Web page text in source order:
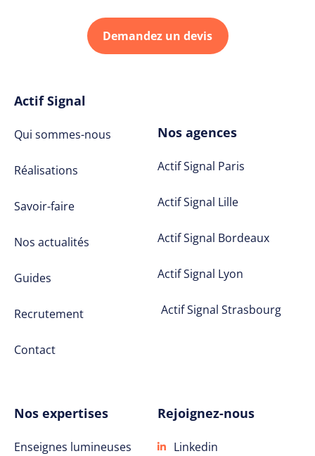
Demandez un devis
Actif Signal
Qui sommes-nous
Réalisations
Savoir-faire
Nos actualités
Guides
Recrutement
Contact
Nos agences
Actif Signal Paris
Actif Signal Lille
Actif Signal Bordeaux
Actif Signal Lyon
Actif Signal Strasbourg
Nos expertises
Enseignes lumineuses
Rejoignez-nous
Linkedin